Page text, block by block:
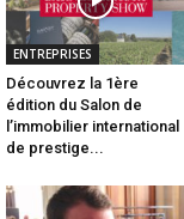
ENTREPRISES
Découvrez la 1ère
édition du Salon de
l’immobilier international
de prestige...